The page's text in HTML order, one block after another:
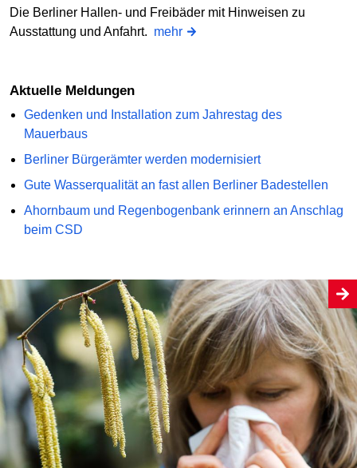
Die Berliner Hallen- und Freibäder mit Hinweisen zu
Ausstattung und Anfahrt. mehr
Aktuelle Meldungen
Gedenken und Installation zum Jahrestag des
Mauerbaus
Berliner Bürgerämter werden modernisiert
Gute Wasserqualität an fast allen Berliner Badestellen
Ahornbaum und Regenbogenbank erinnern an Anschlag
beim CSD